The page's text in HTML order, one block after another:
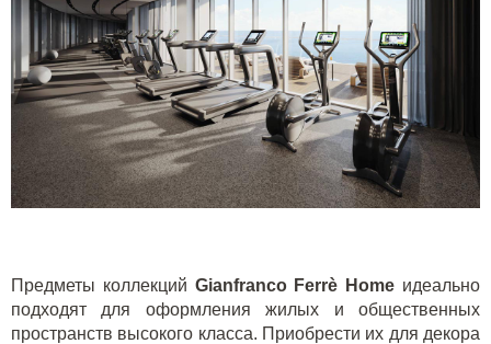
Предметы коллекций Gianfranco Ferrè Home идеально
подходят для оформления жилых и общественных
пространств высокого класса. Приобрести их для декора